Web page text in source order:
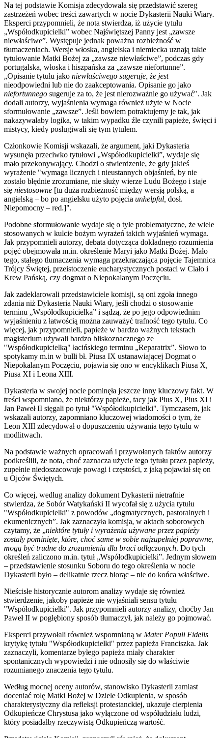
Na tej podstawie Komisja zdecydowała się przedstawić szereg
zastrzeżeń wobec treści zawartych w nocie Dykasterii Nauki Wiary.
Eksperci przypomnieli, że nota stwierdza, iż użycie tytułu
„Współodkupicielki” wobec Najświętszej Panny jest „zawsze
niewłaściwe”. Występuje jednak poważna rozbieżność w
tłumaczeniach. Wersje włoska, angielska i niemiecka uznają takie
tytułowanie Matki Bożej za „zawsze niewłaściwe”, podczas gdy
portugalska, włoska i hiszpańska za „zawsze niefortunne”.
„Opisanie tytułu jako niewłaściwego sugeruje, że jest
nieodpowiedni lub nie do zaakceptowania. Opisanie go jako
niefortunnego sugeruje za to, że jest nierozważnie go używać". Jak
dodali autorzy, wyjaśnienia wymaga również użyte w Nocie
sformułowanie „zawsze”. Jeśli bowiem potraktujemy je tak, jak
nakazywałaby logika, w takim wypadku źle czynili papieże, święci i
mistycy, kiedy posługiwali się tym tytułem.
Członkowie Komisji wskazali, że argument, jaki Dykasteria
wysunęła przeciwko tytułowi „Współodkupicielki”, wydaje się
mało przekonywający. Chodzi o stwierdzenie, że gdy jakieś
wyrażenie "wymaga licznych i nieustannych objaśnień, by nie
zostało błędnie zrozumiane, nie służy wierze Ludu Bożego i staje
się niestosowne [tu duża rozbieżność między wersją polską, a
angielską – bo po angielsku użyto pojęcia unhelpful, dosł.
Niepomocny – red.]".
Podobne sformułowanie wydaje się o tyle problematyczne, że wiele
stosowanych w kulcie bożym wyrażeń takich wyjaśnień wymaga.
Jak przypomnieli autorzy, debata dotycząca dokładnego rozumienia
pojęć obejmowała m.in. określenie Maryi jako Matki Bożej. Mało
tego, stałego tłumaczenia wymaga przekraczająca pojęcie Tajemnica
Trójcy Świętej, przeistoczenie eucharystycznych postaci w Ciało i
Krew Pańską, czy dogmat o Niepokalanym Poczęciu.
Jak zadeklarowali przedstawiciele komisji, są oni zgoła innego
zdania niż Dykasteria Nauki Wiary, jeśli chodzi o stosowanie
terminu „Współodkupicielka” i sądzą, że po jego odpowiednim
wyjaśnieniu z łatwością można zauważyć trafność tego tytułu. Co
więcej, jak przypomnieli, papieże w bardzo ważnych tekstach
magisterium używali bardzo bliskoznacznego ze
"Współodkupicielką" łacińskiego terminu „Reparatrix”. Słowo to
spotykamy m.in w bulli bł. Piusa IX ustanawiającej Dogmat o
Niepokalanym Poczęciu, pojawia się ono w encyklikach Piusa X,
Piusa XI i Leona XIII.
Dykasteria w swojej nocie pominęła jeszcze inny kluczowy fakt. W
treści wspomniano, że niektórzy papieże, tacy jak Pius X, Pius XI i
Jan Paweł II sięgali po tytuł "Współodkupicielki". Tymczasem, jak
wskazali autorzy, zapomniano kluczowej wiadomości o tym, że
Leon XIII zdecydował o dopuszczeniu używania tego tytułu w
modlitwach.
Na podstawie ważnych opracowań i przywołanych faktów autorzy
podkreślili, że nota, choć zaznacza użycie tego tytułu przez papieży,
zupełnie niedoszacowuje powagi i częstości, z jaką pojawiał się on
u Ojców Świętych.
Co więcej, według analizy dokument Dykasterii nietrafnie
stwierdza, że Sobór Watykański II wycofał się z użycia tytułu
"Współodkupicielki" z powodów „dogmatycznych, pastoralnych i
ekumenicznych”. Jak zaznaczyła komisja, w aktach soborowych
czytamy, że „niektóre tytuły i wyrażenia używane przez papieży
zostały pominięte, które, choć same w sobie najzupełniej poprawne,
mogą być trudne do zrozumienia dla braci odłączonych. Do tych
określeń zaliczono m.in. tytuł „Współodkupicielki”. Jednym słowem
– przedstawienie stosunku Soboru do tego określenia w nocie
Dykasterii było – delikatnie rzecz biorąc – nie do końca właściwe.
Nieścisłe historycznie autorom analizy wydaje się również
stwierdzenie, jakoby papieże nie wyjaśniali sensu tytułu
"Współodkupicielki". Jak przypomnieli autorzy analizy, choćby Jan
Paweł II w pogłębiony sposób tłumaczył, jak należy go pojmować.
Eksperci przywołali również wspomnianą w Mater Populi Fidelis
krytykę tytułu "Współodkupicielki" przez papieża Franciszka. Jak
zaznaczyli, komentarze byłego papieża miały charakter
spontanicznych wypowiedzi i nie odnosiły się do właściwie
rozumianego znaczenia tego tytułu.
Według mocnej oceny autorów, stanowisko Dykasterii zamiast
doceniać rolę Matki Bożej w Dziele Odkupienia, w sposób
charakterystyczny dla refleksji protestanckiej, ukazuje cierpienia
Odkupieńcze Chrystusa jako wyłączone od współudziału ludzi,
który posiadałby rzeczywistą Odkupieńczą wartość.